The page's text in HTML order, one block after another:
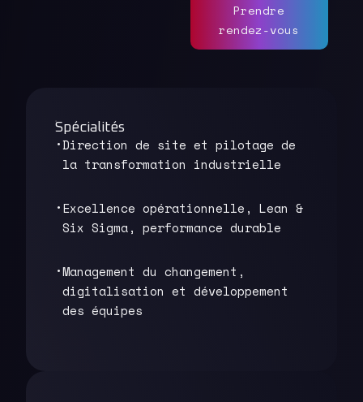
Prendre
rendez-vous
Spécialités
Direction de site et pilotage de
la transformation industrielle
Excellence opérationnelle, Lean &
Six Sigma, performance durable
Management du changement,
digitalisation et développement
des équipes